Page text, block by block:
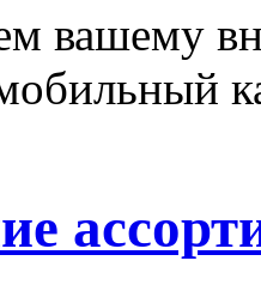
вашему